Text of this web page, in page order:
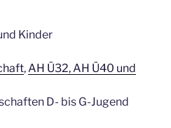
Kinder
,AH Ü32, AH Ü40 und
D- bis G-Jugend